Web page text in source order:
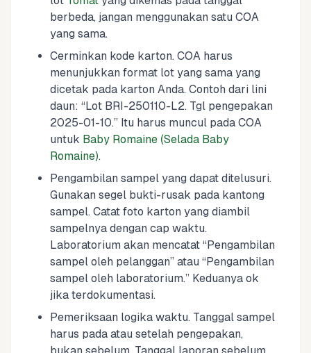
berbeda, jangan menggunakan satu COA
yang sama.
Cerminkan kode karton. COA harus
menunjukkan format lot yang sama yang
dicetak pada karton Anda. Contoh dari lini
daun: “Lot BRI-250110-L2. Tgl pengepakan
2025-01-10.” Itu harus muncul pada COA
untuk Baby Romaine (Selada Baby
Romaine).
Pengambilan sampel yang dapat ditelusuri.
Gunakan segel bukti-rusak pada kantong
sampel. Catat foto karton yang diambil
sampelnya dengan cap waktu.
Laboratorium akan mencatat “Pengambilan
sampel oleh pelanggan” atau “Pengambilan
sampel oleh laboratorium.” Keduanya ok
jika terdokumentasi.
Pemeriksaan logika waktu. Tanggal sampel
harus pada atau setelah pengepakan,
bukan sebelum. Tanggal laporan sebelum